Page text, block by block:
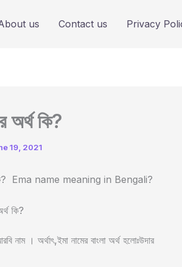
us Contact us Privacy
অর্থ কি?
19, 2021
কি? Ema name meaning in Bengali?
কি?
নাম । অর্থাৎ,ইমা নামের বাংলা অর্থ হলোঃউদার